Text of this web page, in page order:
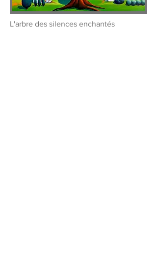
L'arbre des silences enchantés